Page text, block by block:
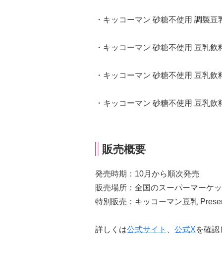
・キッコーマン 砂糖不使用 調製
・キッコーマン 砂糖不使用 豆乳
・キッコーマン 砂糖不使用 豆乳
・キッコーマン 砂糖不使用 豆乳
販売概要
発売時期：10月から順次発売
販売場所：全国のスーパーマーケ
特別販売：キッコーマン豆乳
詳しくは公式サイト 公式Xを確認